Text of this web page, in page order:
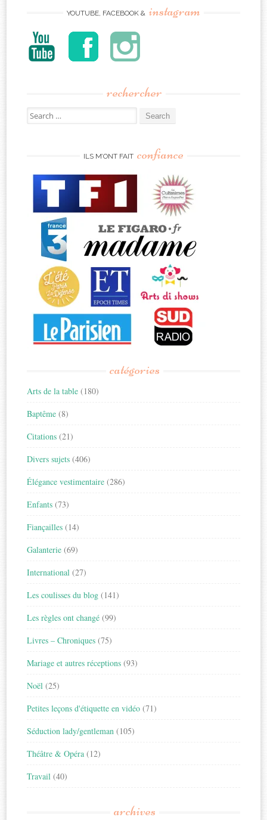
YOUTUBE, FACEBOOK & instagram
rechercher
Search
for:
ILS M’ONT FAIT confiance
catégories
Arts de la table (180)
Baptême (8)
Citations (21)
Divers sujets (406)
Élégance vestimentaire (286)
Enfants (73)
Fiançailles (14)
Galanterie (69)
International (27)
Les coulisses du blog (141)
Les règles ont changé (99)
Livres – Chroniques (75)
Mariage et autres réceptions (93)
Noël (25)
Petites leçons d'étiquette en vidéo (71)
Séduction lady/gentleman (105)
Théâtre & Opéra (12)
Travail (40)
archives